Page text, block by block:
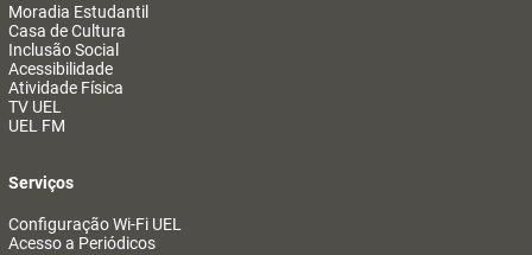
Moradia Estudantil
Casa de Cultura
Inclusão Social
Acessibilidade
Atividade Física
TV UEL
UEL FM
Serviços
Configuração Wi-Fi UEL
Acesso a Periódicos